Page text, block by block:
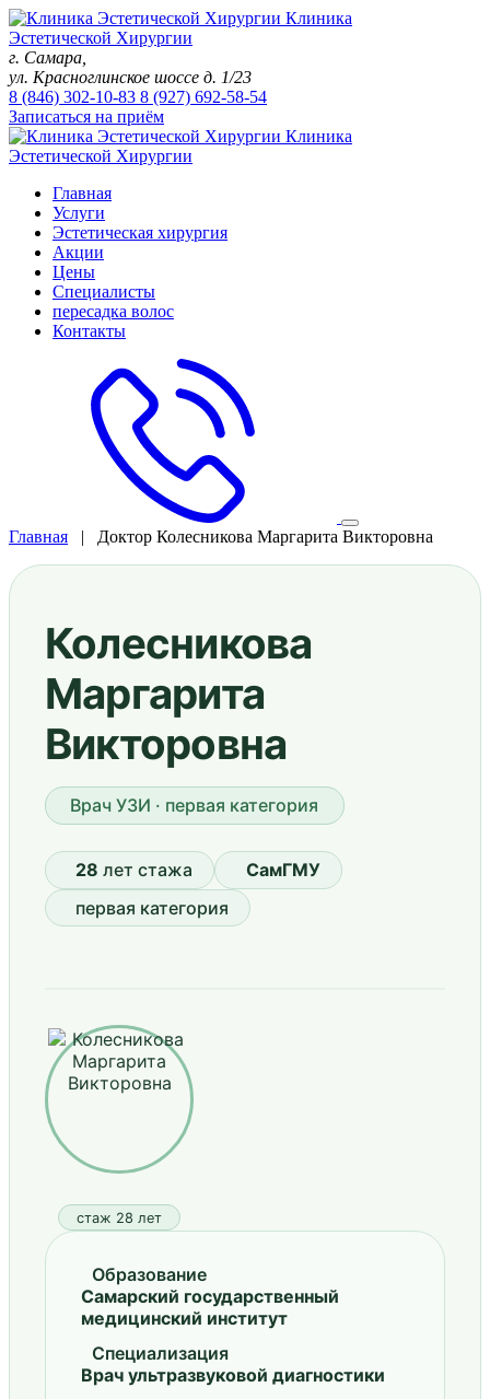
Клиника
Эстетической Хирургии
г. Самара,
ул. Красноглинское шоссе д. 1/23
8 (846) 302-10-83 8 (927) 692-58-54
Записаться на приём
Клиника
Эстетической Хирургии
Главная
Услуги
Эстетическая хирургия
Акции
Цены
Специалисты
пересадка волос
Контакты
Главная | Доктор Колесникова Маргарита Викторовна
Колесникова
Маргарита
Викторовна
Врач УЗИ · первая категория
28 лет стажа
СамГМУ
первая категория
стаж 28 лет
Образование
Самарский государственный
медицинский институт
Специализация
Врач ультразвуковой диагностики